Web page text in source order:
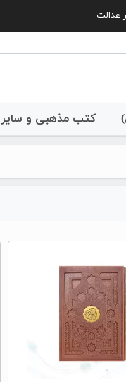
عدالت
کتب مذهبی و سایر